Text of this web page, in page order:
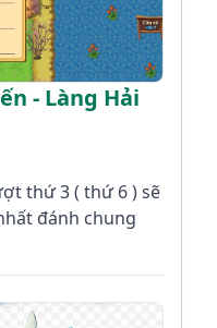
- Làng Hải
thứ 3 ( thứ 6 ) sẽ
đánh chung